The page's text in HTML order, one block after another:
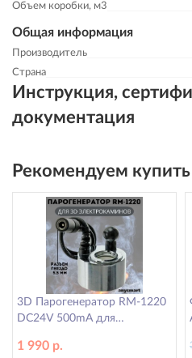
Объем коробки, м3
Общая информация
Производитель
Страна
Инструкция,
документация
Рекомендуем купить
3D Парогенератор RM-1220
DC24V 500mA для
разъем гнездо ANYSMART
1 990 р.